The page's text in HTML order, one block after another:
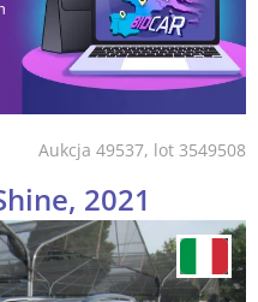
Aukcja 49537, lot 3549508
2021